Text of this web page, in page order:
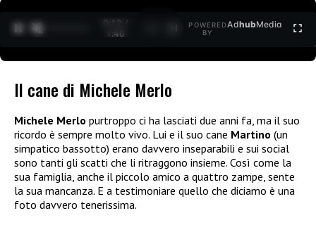
0:12 /
1:40
POWERED
BY
AdhubMedia
Il cane di Michele Merlo
Michele Merlo purtroppo ci ha lasciati due anni fa, ma il suo
ricordo è sempre molto vivo. Lui e il suo cane Martino (un
simpatico bassotto) erano davvero inseparabili e sui social
sono tanti gli scatti che li ritraggono insieme. Così come la
sua famiglia, anche il piccolo amico a quattro zampe, sente
la sua mancanza. E a testimoniare quello che diciamo è una
foto davvero tenerissima.